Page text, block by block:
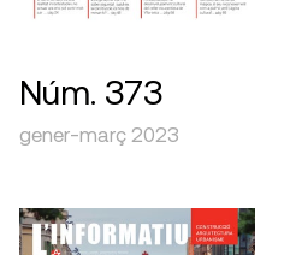
Núm. 373
gener-març 2023